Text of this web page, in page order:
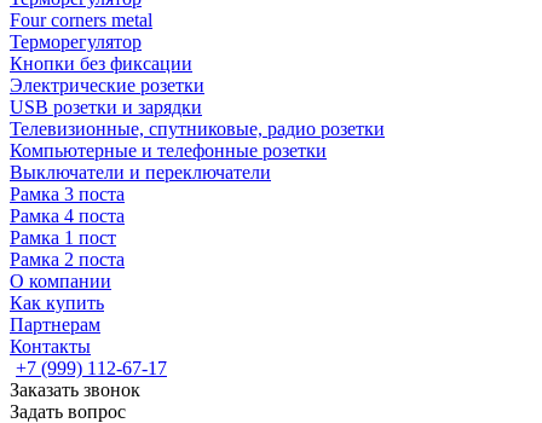
Four corners metal
Терморегулятор
Кнопки без фиксации
Электрические розетки
USB розетки и зарядки
Телевизионные, спутниковые, радио розетки
Компьютерные и телефонные розетки
Выключатели и переключатели
Рамка 3 поста
Рамка 4 поста
Рамка 1 пост
Рамка 2 поста
О компании
Как купить
Партнерам
Контакты
+7 (999) 112-67-17
Заказать звонок
Задать вопрос